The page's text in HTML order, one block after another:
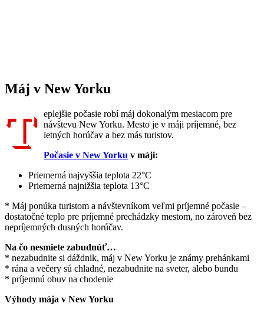
Máj v New Yorku
T
eplejšie počasie robí máj dokonalým mesiacom pre
návštevu New Yorku. Mesto je v máji príjemné, bez
letných horúčav a bez más turistov.
Počasie v New Yorku v máji:
Priemerná najvyššia teplota 22°C
Priemerná najnižšia teplota 13°C
* Máj ponúka turistom a návštevníkom veľmi príjemné počasie –
dostatočné teplo pre príjemné prechádzky mestom, no zároveň bez
nepríjemných dusných horúčav.
Na čo nesmiete zabudnúť…
* nezabudnite si dáždnik, máj v New Yorku je známy prehánkami
* rána a večery sú chladné, nezabudnite na sveter, alebo bundu
* príjemnú obuv na chodenie
Výhody mája v New Yorku